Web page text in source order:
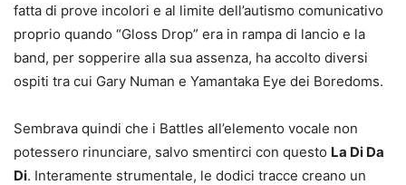
fatta di prove incolori e al limite dell’autismo comunicativo
proprio quando “Gloss Drop” era in rampa di lancio e la
band, per sopperire alla sua assenza, ha accolto diversi
ospiti tra cui Gary Numan e Yamantaka Eye dei Boredoms.
Sembrava quindi che i Battles all’elemento vocale non
potessero rinunciare, salvo smentirci con questo La Di Da
Di. Interamente strumentale, le dodici tracce creano un